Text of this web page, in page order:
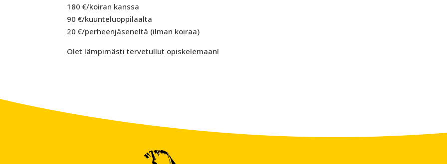
180 €/koiran kanssa
90 €/kuunteluoppilaalta
20 €/perheenjäseneltä (ilman koiraa)
Olet lämpimästi tervetullut opiskelemaan!